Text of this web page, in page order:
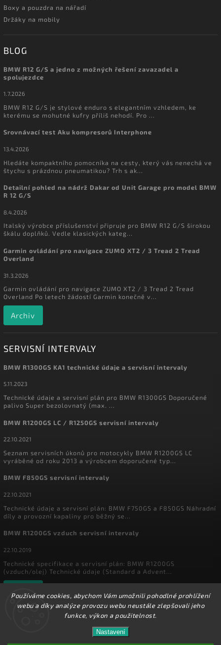
Používáme cookies, abychom Vám umožnili pohodlné prohlížení
webu a díky analýze provozu webu neustále zlepšovali jeho
funkce, výkon a použitelnost.
Nastavení
Ve dnech 1.8. - 16.8. 2026 máme zavřeno. Eshop
zůstává v provozu, objednávky budeme zpracovávat
17.8.2026. Děkujeme za pochopení.
Boxy a pouzdra na nářadí
Držáky na mobily
BLOG
BMW R12 G/S a jedno z možných řešení zavazadel a
spolujezdce
1.7.2026
BMW R12 G/S je stylové enduro s elegantním vzhledem, ke
kterému se mohutné kufry příliš nehodí. Pro ...
Srovnávací test Aku kompresorů Interphone
13.4.2026
Hledáte kompaktního pomocníka na cesty, který vás nenechá ve
štychu s prázdnou pneumatikou? Trh s ak...
Detailní pohled na nádrž Dakar od Unit Garage pro model BMW
R 12 G/S
8.4.2026
Italský výrobce příslušenství připruje pro BMW R12 G/S širokou
škálu doplňků. Vedle klasických kateg...
Garmin ovládání pro navigace ZUMO XT2 / 3 Tread 2 Tread
Overland
31.3.2026
Garmin ovládání pro navigace ZUMO XT2 / 3 Tread 2 Tread
Overland Po letech žádostí Garmin konečně v...
Archiv
SERVISNÍ INTERVALY
BMW R1300GS KA1 technické údaje a servisní intervaly
5.11.2023
Technické údaje a servisní plán pro BMW R1300GS Doporučené
palivo Super bezolovnatý (max. ...
BMW R1200GS LC / R1250GS servisní intervaly
22.10.2021
Seznam servisních úkonů pro motocykly BMW R1200GS LC
vyráběné od roku 2013 a výrobcem doporučené typ...
BMW F850GS servisní intervaly
22.10.2021
Technické údaje a servisní plán: BMW F750GS a F850GS Náhradní
díly a provozní kapaliny pro běžný se...
BMW R1200GS vzduch servisní intervaly
22.10.2019
Technické specifikace a servisní plán: BMW R1200GS
(vzduch/olej) Technické údaje (Standard a Advent...
MyEnduro . Všechna práva vyhrazena.
Upravit nastavení cookies